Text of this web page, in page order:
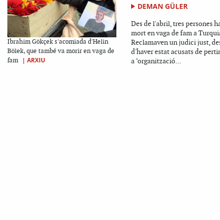
Ibrahim Gökçek s'acomiada d'Helin
Bölek, que també va morir en vaga de
fam
| ARXIU
DEMAN GÜLER
Des de l'abril, tres persones
mort en vaga de fam a
Reclamaven un judici just,
d'haver estat acusats de
a "organització...